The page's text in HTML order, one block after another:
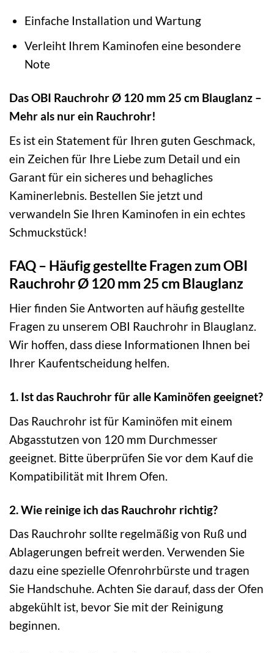
Einfache Installation und Wartung
Verleiht Ihrem Kaminofen eine besondere
Note
Das OBI Rauchrohr Ø 120 mm 25 cm Blauglanz –
Mehr als nur ein Rauchrohr!
Es ist ein Statement für Ihren guten Geschmack,
ein Zeichen für Ihre Liebe zum Detail und ein
Garant für ein sicheres und behagliches
Kaminerlebnis. Bestellen Sie jetzt und
verwandeln Sie Ihren Kaminofen in ein echtes
Schmuckstück!
FAQ – Häufig gestellte Fragen zum OBI
Rauchrohr Ø 120 mm 25 cm Blauglanz
Hier finden Sie Antworten auf häufig gestellte
Fragen zu unserem OBI Rauchrohr in Blauglanz.
Wir hoffen, dass diese Informationen Ihnen bei
Ihrer Kaufentscheidung helfen.
1. Ist das Rauchrohr für alle Kaminöfen geeignet?
Das Rauchrohr ist für Kaminöfen mit einem
Abgasstutzen von 120 mm Durchmesser
geeignet. Bitte überprüfen Sie vor dem Kauf die
Kompatibilität mit Ihrem Ofen.
2. Wie reinige ich das Rauchrohr richtig?
Das Rauchrohr sollte regelmäßig von Ruß und
Ablagerungen befreit werden. Verwenden Sie
dazu eine spezielle Ofenrohrbürste und tragen
Sie Handschuhe. Achten Sie darauf, dass der Ofen
abgekühlt ist, bevor Sie mit der Reinigung
beginnen.